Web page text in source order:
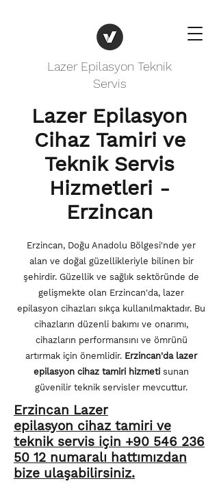
Lazer Epilasyon Teknik
Servis
Lazer Epilasyon
Cihaz Tamiri ve
Teknik Servis
Hizmetleri -
Erzincan
Erzincan, Doğu Anadolu Bölgesi'nde yer
alan ve doğal güzellikleriyle bilinen bir
şehirdir. Güzellik ve sağlık sektöründe de
gelişmekte olan Erzincan'da, lazer
epilasyon cihazları sıkça kullanılmaktadır. Bu
cihazların düzenli bakımı ve onarımı,
cihazların performansını ve ömrünü
artırmak için önemlidir. Erzincan'da lazer
epilasyon cihaz tamiri hizmeti sunan
güvenilir teknik servisler mevcuttur.
Erzincan Lazer
epilasyon cihaz tamiri ve
teknik servis için +90 546 236
50 12 numaralı hattımızdan
bize ulaşabilirsiniz.